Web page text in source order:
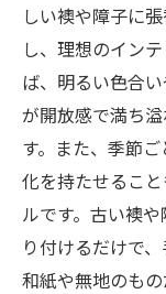
しい襖や障子に
し、理想のイン
ば、明るい色合
が開放感で満ち
す。また、季節
化を持たせるこ
ルです。古い襖
り付けるだけで
和紙や無地のも